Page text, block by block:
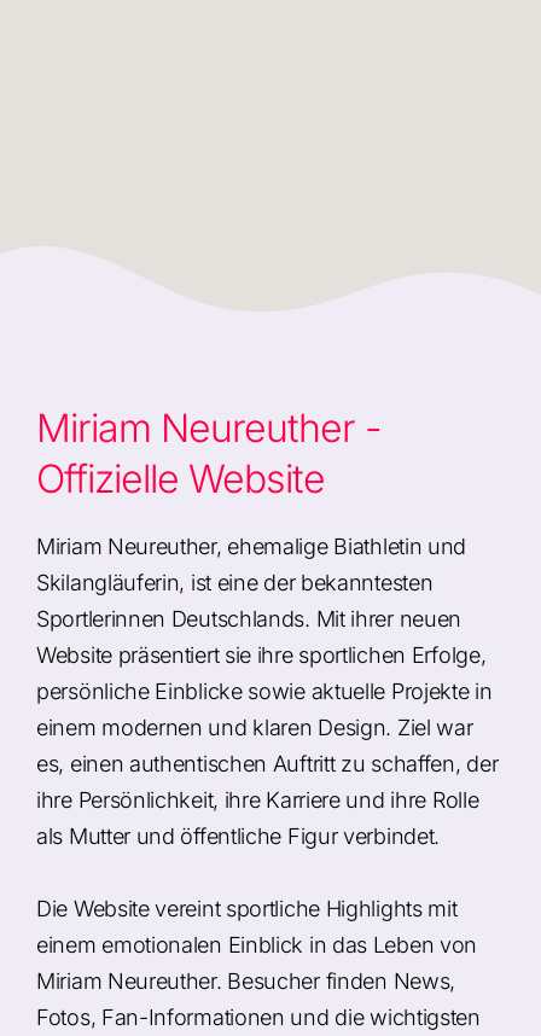
Miriam Neureuther -
Offizielle Website
Miriam Neureuther, ehemalige Biathletin und
Skilangläuferin, ist eine der bekanntesten
Sportlerinnen Deutschlands. Mit ihrer neuen
Website präsentiert sie ihre sportlichen Erfolge,
persönliche Einblicke sowie aktuelle Projekte in
einem modernen und klaren Design. Ziel war
es, einen authentischen Auftritt zu schaffen, der
ihre Persönlichkeit, ihre Karriere und ihre Rolle
als Mutter und öffentliche Figur verbindet.
Die Website vereint sportliche Highlights mit
einem emotionalen Einblick in das Leben von
Miriam Neureuther. Besucher finden News,
Fotos, Fan-Informationen und die wichtigsten